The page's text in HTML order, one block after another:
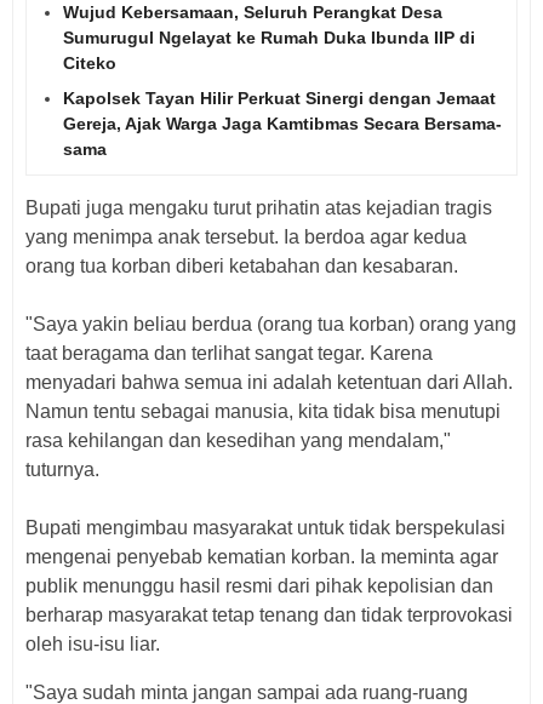
Wujud Kebersamaan, Seluruh Perangkat Desa
Sumurugul Ngelayat ke Rumah Duka Ibunda IIP di
Citeko
Kapolsek Tayan Hilir Perkuat Sinergi dengan Jemaat
Gereja, Ajak Warga Jaga Kamtibmas Secara Bersama-
sama
Bupati juga mengaku turut prihatin atas kejadian tragis
yang menimpa anak tersebut. Ia berdoa agar kedua
orang tua korban diberi ketabahan dan kesabaran.
"Saya yakin beliau berdua (orang tua korban) orang yang
taat beragama dan terlihat sangat tegar. Karena
menyadari bahwa semua ini adalah ketentuan dari Allah.
Namun tentu sebagai manusia, kita tidak bisa menutupi
rasa kehilangan dan kesedihan yang mendalam,"
tuturnya.
Bupati mengimbau masyarakat untuk tidak berspekulasi
mengenai penyebab kematian korban. Ia meminta agar
publik menunggu hasil resmi dari pihak kepolisian dan
berharap masyarakat tetap tenang dan tidak terprovokasi
oleh isu-isu liar.
"Saya sudah minta jangan sampai ada ruang-ruang